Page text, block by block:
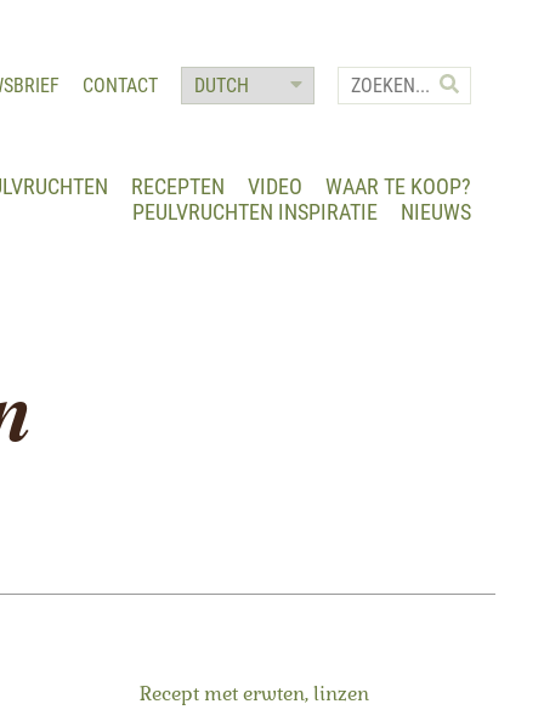
CONTACT
RECEPTEN VIDEO
WAAR TE KOOP?
PEULVRUCHTEN INSPIRATIE
NIEUWS
Recept met erwten, linzen